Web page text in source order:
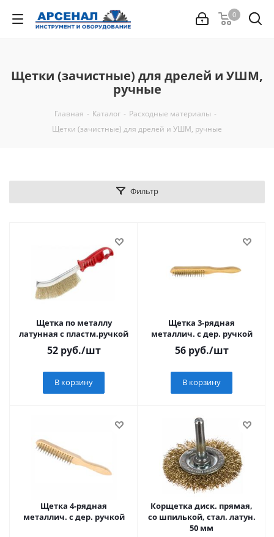
0
Щетки (зачистные) для дрелей и УШМ,
ручные
Главная - Каталог - Расходные материалы -
Щетки (зачистные) для дрелей и УШМ, ручные
Фильтр
Щетка по металлу
латунная с пластм.ручкой
52руб./шт
В корзину
Щетка 3-рядная
металлич. с дер. ручкой
56руб./шт
В корзину
Щетка 4-рядная
металлич. с дер. ручкой
Корщетка диск. прямая,
со шпилькой, стал. латун.
50 мм